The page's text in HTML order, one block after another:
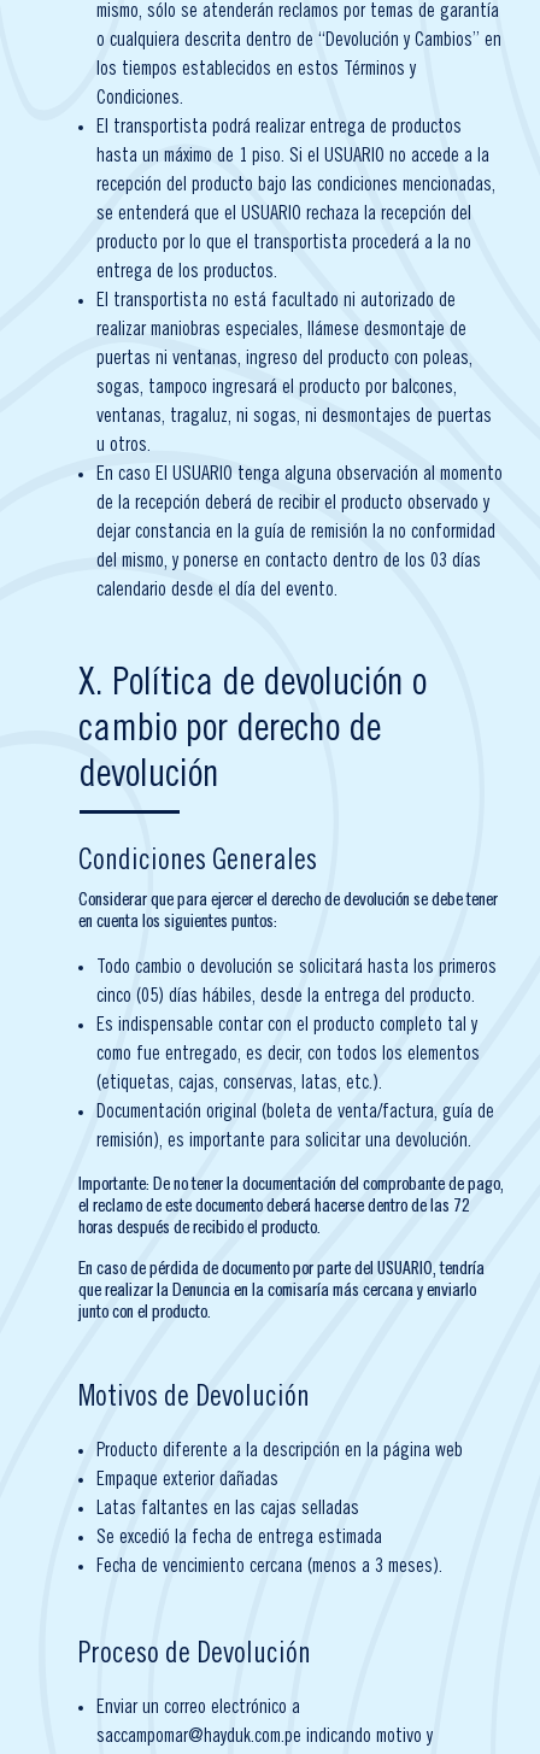
mismo, sólo se atenderán reclamos por temas de garantía
o cualquiera descrita dentro de “Devolución y Cambios” en
los tiempos establecidos en estos Términos y
Condiciones.
El transportista podrá realizar entrega de productos
hasta un máximo de 1 piso. Si el USUARIO no accede a la
recepción del producto bajo las condiciones mencionadas,
se entenderá que el USUARIO rechaza la recepción del
producto por lo que el transportista procederá a la no
entrega de los productos.
El transportista no está facultado ni autorizado de
realizar maniobras especiales, llámese desmontaje de
puertas ni ventanas, ingreso del producto con poleas,
sogas, tampoco ingresará el producto por balcones,
ventanas, tragaluz, ni sogas, ni desmontajes de puertas
u otros.
En caso El USUARIO tenga alguna observación al momento
de la recepción deberá de recibir el producto observado y
dejar constancia en la guía de remisión la no conformidad
del mismo, y ponerse en contacto dentro de los 03 días
calendario desde el día del evento.
X. Política de devolución o
cambio por derecho de
devolución
Condiciones Generales
Considerar que para ejercer el derecho de devolución se debe tener
en cuenta los siguientes puntos:
Todo cambio o devolución se solicitará hasta los primeros
cinco (05) días hábiles, desde la entrega del producto.
Es indispensable contar con el producto completo tal y
como fue entregado, es decir, con todos los elementos
(etiquetas, cajas, conservas, latas, etc.).
Documentación original (boleta de venta/factura, guía de
remisión), es importante para solicitar una devolución.
Importante: De no tener la documentación del comprobante de pago,
el reclamo de este documento deberá hacerse dentro de las 72
horas después de recibido el producto.
En caso de pérdida de documento por parte del USUARIO, tendría
que realizar la Denuncia en la comisaría más cercana y enviarlo
junto con el producto.
Motivos de Devolución
Producto diferente a la descripción en la página web
Empaque exterior dañadas
Latas faltantes en las cajas selladas
Se excedió la fecha de entrega estimada
Fecha de vencimiento cercana (menos a 3 meses).
Proceso de Devolución
Enviar un correo electrónico a
saccampomar@hayduk.com.pe indicando motivo y